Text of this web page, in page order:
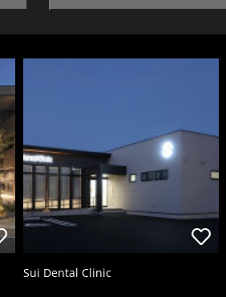
Sui Dental Clinic